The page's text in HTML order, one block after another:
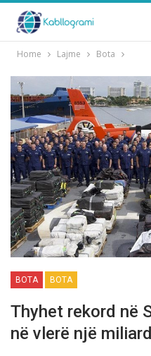
Home Lajme Bota
BOTA BOTA
Thyhet rekord në
në vlerë një